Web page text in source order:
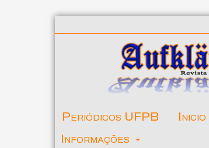
Periódicos UFPB Inicio
Informações